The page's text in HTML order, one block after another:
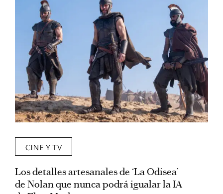
CINE Y TV
Los detalles artesanales de ‘La Odisea’
de Nolan que nunca podrá igualar la IA